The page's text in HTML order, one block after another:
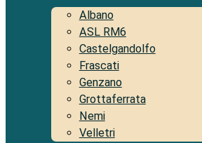
Albano
ASL RM6
Castelgandolfo
Frascati
Genzano
Grottaferrata
Nemi
Velletri